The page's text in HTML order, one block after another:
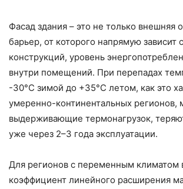
Фасад здания – это не только внешняя
барьер, от которого напрямую зависит
конструкций, уровень
внутри помещений. При перепадах
-30°C зимой до +35°C летом, как это
умеренно-континентальных регионов,
выдерживающие термонагрузок,
уже через 2–3 года эксплуатации.
Для регионов с переменным климатом
коэффициент линейного расширения